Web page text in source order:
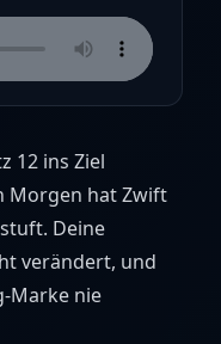
12 ins Ziel
Morgen hat Zwift
Deine
verändert, und
Marke nie